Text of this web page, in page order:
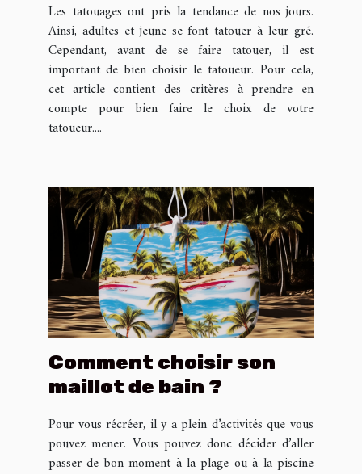
Les tatouages ont pris la tendance de nos jours.
Ainsi, adultes et jeune se font tatouer à leur gré.
Cependant, avant de se faire tatouer, il est
important de bien choisir le tatoueur. Pour cela,
cet article contient des critères à prendre en
compte pour bien faire le choix de votre
tatoueur....
Comment choisir son
maillot de bain ?
Pour vous récréer, il y a plein d’activités que vous
pouvez mener. Vous pouvez donc décider d’aller
passer de bon moment à la plage ou à la piscine